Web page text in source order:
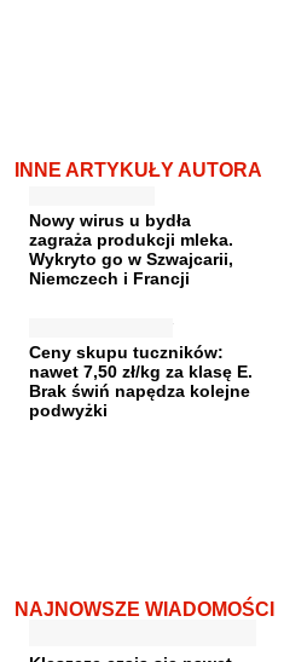
INNE ARTYKUŁY AUTORA
Nowy wirus u bydła
zagraża produkcji mleka.
Wykryto go w Szwajcarii,
Niemczech i Francji
Ceny skupu tuczników:
nawet 7,50 zł/kg za klasę E.
Brak świń napędza kolejne
podwyżki
NAJNOWSZE WIADOMOŚCI